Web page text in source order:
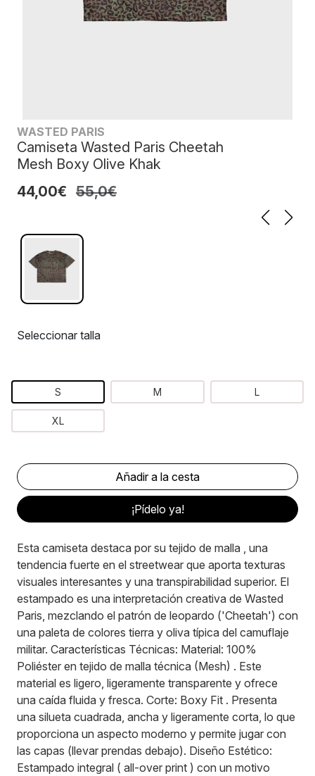
WASTED PARIS
Camiseta Wasted Paris Cheetah
Mesh Boxy Olive Khak
44,00€ 55,0€
Seleccionar talla
S M L
XL
¡Pídelo ya!
Esta camiseta destaca por su tejido de malla , una
tendencia fuerte en el streetwear que aporta texturas
visuales interesantes y una transpirabilidad superior. El
estampado es una interpretación creativa de Wasted
Paris, mezclando el patrón de leopardo ('Cheetah') con
una paleta de colores tierra y oliva típica del camuflaje
militar. Características Técnicas: Material: 100%
Poliéster en tejido de malla técnica (Mesh) . Este
material es ligero, ligeramente transparente y ofrece
una caída fluida y fresca. Corte: Boxy Fit . Presenta
una silueta cuadrada, ancha y ligeramente corta, lo que
proporciona un aspecto moderno y permite jugar con
las capas (llevar prendas debajo). Diseño Estético:
Estampado integral ( all-over print ) con un motivo